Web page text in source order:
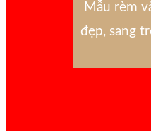
Mẫu rèm
đẹp, sang